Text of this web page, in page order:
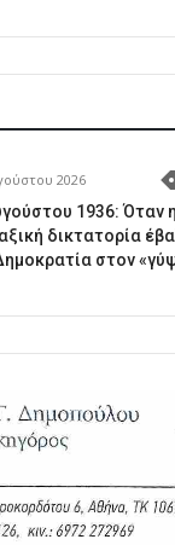
2026
1936: Όταν η
δικτατορία
στον